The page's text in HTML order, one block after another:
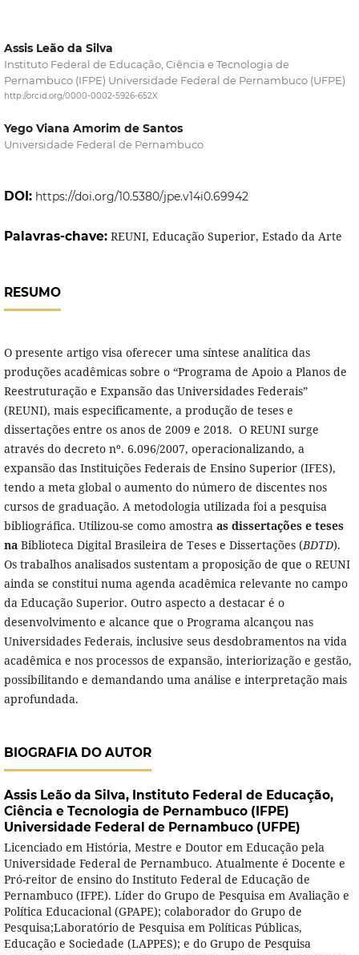
Assis Leão da Silva
Instituto Federal de Educação, Ciência e Tecnologia de
Pernambuco (IFPE) Universidade Federal de Pernambuco (UFPE)
http://orcid.org/0000-0002-5926-652X
Yego Viana Amorim de Santos
Universidade Federal de Pernambuco
DOI: https://doi.org/10.5380/jpe.v14i0.69942
Palavras-chave: REUNI, Educação Superior, Estado da Arte
RESUMO
O presente artigo visa oferecer uma síntese analítica das
produções acadêmicas sobre o “Programa de Apoio a Planos de
Reestruturação e Expansão das Universidades Federais”
(REUNI), mais especificamente, a produção de teses e
dissertações entre os anos de 2009 e 2018. O REUNI surge
através do decreto nº. 6.096/2007, operacionalizando, a
expansão das Instituições Federais de Ensino Superior (IFES),
tendo a meta global o aumento do número de discentes nos
cursos de graduação. A metodologia utilizada foi a pesquisa
bibliográfica. Utilizou-se como amostraas dissertações e teses
na Biblioteca Digital Brasileira de Teses e Dissertações (BDTD).
Os trabalhos analisados sustentam a proposição de que o REUNI
ainda se constitui numa agenda acadêmica relevante no campo
da Educação Superior. Outro aspecto a destacar é o
desenvolvimento e alcance que o Programa alcançou nas
Universidades Federais, inclusive seus desdobramentos na vida
acadêmica e nos processos de expansão, interiorização e gestão,
possibilitando e demandando uma análise e interpretação mais
aprofundada.
BIOGRAFIA DO AUTOR
Assis Leão da Silva, Instituto Federal de Educação,
Ciência e Tecnologia de Pernambuco (IFPE)
Universidade Federal de Pernambuco (UFPE)
Licenciado em História, Mestre e Doutor em Educação pela
Universidade Federal de Pernambuco. Atualmente é Docente e
Pró-reitor de ensino do Instituto Federal de Educação de
Pernambuco (IFPE). Líder do Grupo de Pesquisa em Avaliação e
Política Educacional (GPAPE); colaborador do Grupo de
Pesquisa;Laboratório de Pesquisa em Políticas Públicas,
Educação e Sociedade (LAPPES); e do Grupo de Pesquisa